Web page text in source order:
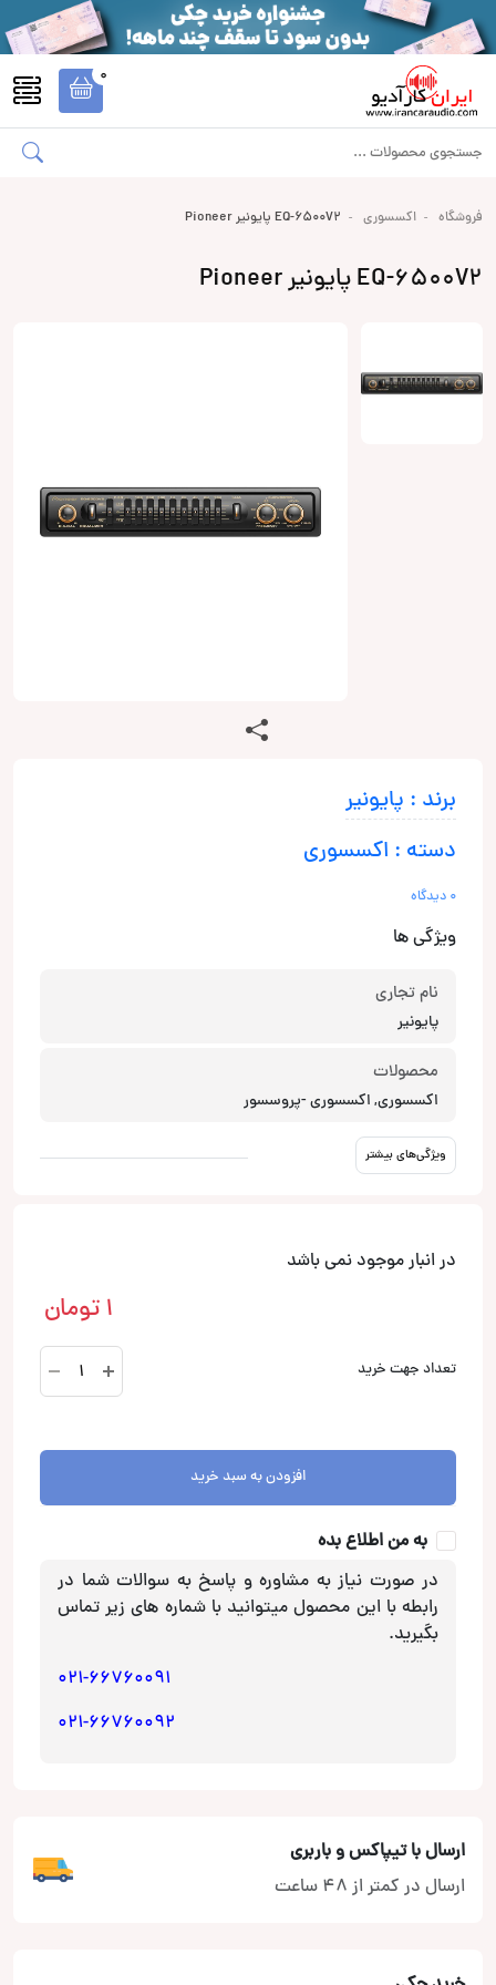
0
فروشگاه اکسسوری EQ-6500V2 پایونیر Pioneer
EQ-6500V2 پایونیر Pioneer
برند : پایونیر
دسته : اکسسوری
0 دیدگاه
ویژگی ها
نام تجاری
پایونیر
محصولات
اکسسوری, اکسسوری -پروسسور
ویژگی‌های بیشتر
در انبار موجود نمی باشد
1 تومان
تعداد جهت خرید
EQ-
6500V2
افزودن به سبد خرید
به من اطلاع بده
در صورت نیاز به مشاوره و پاسخ به سوالات شما در
رابطه با این محصول میتوانید با شماره های زیر تماس
بگیرید.
021-66760091
021-66760092
ارسال با تیپاکس و باربری
ارسال در کمتر از 48 ساعت